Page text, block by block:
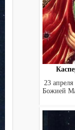
23
Божией